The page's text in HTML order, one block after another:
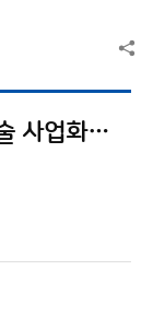
연구개발사업의 패러다임을 기술 사업화로 전환